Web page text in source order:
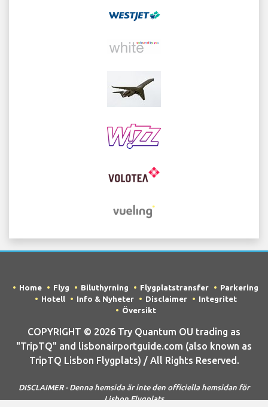
Home Flyg Biluthyrning Flygplatstransfer
Parkering
Hotell
Info & Nyheter Disclaimer
Integritet
Översikt
COPYRIGHT © 2026 Try Quantum OU trading as
"TripTQ" and lisbonairportguide.com (also known as
TripTQ Lisbon Flygplats) / All Rights Reserved.
DISCLAIMER - Denna hemsida är inte den officiella hemsidan för
Lisbon Flygplats